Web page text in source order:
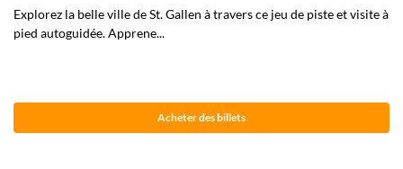
Explorez la belle ville de St. Gallen à travers ce jeu de piste et visite à
pied autoguidée. Apprene...
Acheter des billets